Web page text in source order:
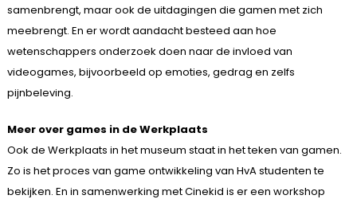
samenbrengt, maar ook de uitdagingen die gamen met zich
meebrengt. En er wordt aandacht besteed aan hoe
wetenschappers onderzoek doen naar de invloed van
videogames, bijvoorbeeld op emoties, gedrag en zelfs
pijnbeleving.
Meer over games in de Werkplaats
Ook de Werkplaats in het museum staat in het teken van gamen.
Zo is het proces van game ontwikkeling van HvA studenten te
bekijken. En in samenwerking met Cinekid is er een workshop